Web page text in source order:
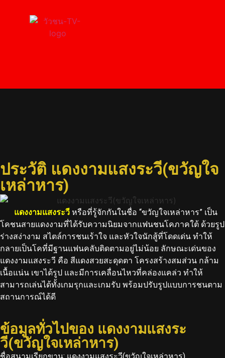
ประวัติ แดงงามแสงระวี(ขวัญใจ
เหล่าหาร)
แดงงามแสงระวี หรือที่รู้จักกันในชื่อ “ขวัญใจเหล่าหาร” เป็น
โคชนสายแดงงามที่ได้รับความนิยมจากแฟนชนโคภาคใต้ ด้วยรูป
ร่างสง่างาม สไตล์การชนเร้าใจ และหัวใจนักสู้ที่โดดเด่น ทำให้
กลายเป็นโคที่มีฐานแฟนคลับติดตามอยู่ไม่น้อย ลักษณะเด่นของ
แดงงามแสงระวี คือ สีแดงสวยสะดุดตา โครงสร้างสมส่วน กล้าม
เนื้อแน่น เขาได้รูป และมีการเคลื่อนไหวที่คล่องแคล่ว ทำให้
สามารถเล่นได้ทั้งเกมรุกและเกมรับ พร้อมปรับรูปแบบการชนตาม
สถานการณ์ได้ดี
ข้อมูลทั่วไปของ แดงงามแสงระ
วี(ขวัญใจเหล่าหาร)